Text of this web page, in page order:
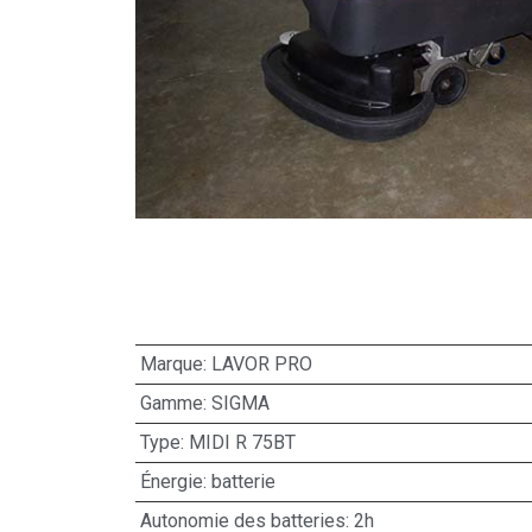
Marque: LAVOR PRO
Gamme: SIGMA
Type: MIDI R 75BT
Énergie: batterie
Autonomie des batteries: 2h